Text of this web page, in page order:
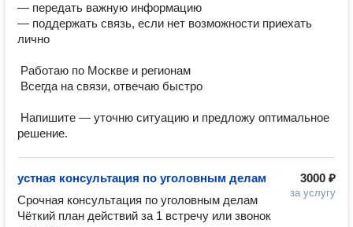
— передать важную информацию
— поддержать связь, если нет возможности приехать
лично
решение.
3000 ₽
за услугу
устная консультация по уголовным делам
Срочная консультация по уголовным делам
Чёткий план действий за 1 встречу или звонок